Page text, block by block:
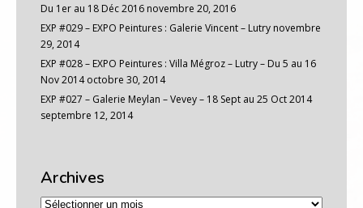
Du 1er au 18 Déc 2016 novembre 20, 2016
EXP #029 – EXPO Peintures : Galerie Vincent – Lutry novembre
29, 2014
EXP #028 – EXPO Peintures : Villa Mégroz – Lutry – Du 5 au 16
Nov 2014 octobre 30, 2014
EXP #027 – Galerie Meylan – Vevey – 18 Sept au 25 Oct 2014
septembre 12, 2014
Archives